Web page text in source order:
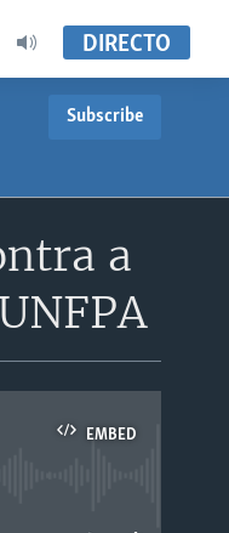
DIRECTO
Subscribe
a
EMBED